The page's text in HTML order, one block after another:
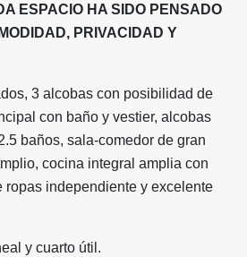
ESPACIO HA SIDO PENSADO
PRIVACIDAD Y
3 alcobas con posibilidad de
con baño y vestier, alcobas
baños, sala-comedor de gran
cocina integral amplia con
ropas independiente y excelente
y cuarto útil.